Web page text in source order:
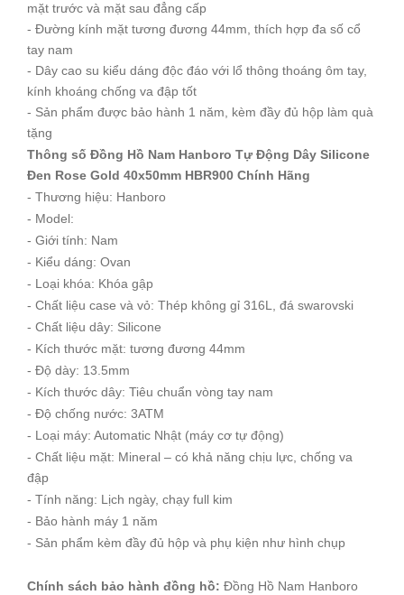
mặt trước và mặt sau đẳng cấp
- Đường kính mặt tương đương 44mm, thích hợp đa số cổ
tay nam
- Dây cao su kiểu dáng độc đáo với lổ thông thoáng ôm tay,
kính khoáng chống va đập tốt
- Sản phẩm được bảo hành 1 năm, kèm đầy đủ hộp làm quà
tặng
Thông số Đồng Hồ Nam Hanboro Tự Động Dây Silicone
Đen Rose Gold 40x50mm HBR900 Chính Hãng
- Thương hiệu: Hanboro
- Model:
- Giới tính: Nam
- Kiểu dáng: Ovan
- Loại khóa: Khóa gập
- Chất liệu case và vỏ: Thép không gỉ 316L, đá swarovski
- Chất liệu dây: Silicone
- Kích thước mặt: tương đương 44mm
- Độ dày: 13.5mm
- Kích thước dây: Tiêu chuẩn vòng tay nam
- Độ chống nước: 3ATM
- Loại máy: Automatic Nhật (máy cơ tự động)
- Chất liệu mặt: Mineral – có khả năng chịu lực, chống va
đập
- Tính năng: Lịch ngày, chạy full kim
- Bảo hành máy 1 năm
- Sản phẩm kèm đầy đủ hộp và phụ kiện như hình chụp
Chính sách bảo hành đồng hồ: Đồng Hồ Nam Hanboro